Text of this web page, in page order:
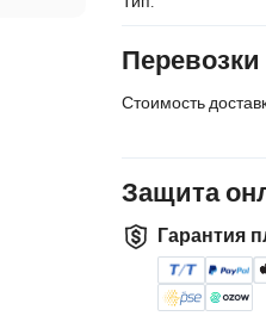
Перевозки
Стоимость
Защита
Гарантия